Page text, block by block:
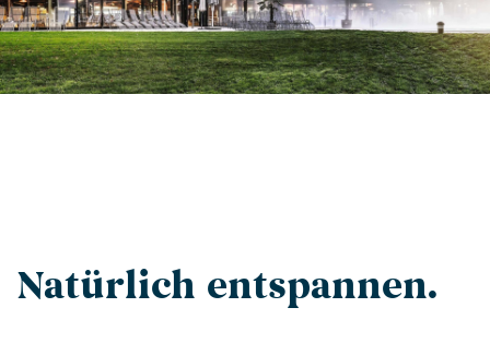
Natürlich entspannen.